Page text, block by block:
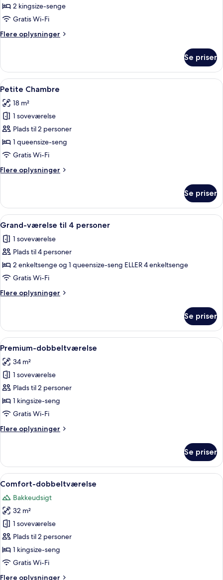
2 kingsize-senge
Gratis Wi-Fi
Flere oplysninger
Flere
Se priser
Indlæs
alle
billeder
af
Petite
Chambre
Et værelse med en seng, en stol, en
4
Petite Chambre
18 m²
1 soveværelse
Plads til 2 personer
1 queensize-seng
Gratis Wi-Fi
Flere oplysninger
Flere
Chambre
Se priser
Indlæs
alle
billeder
af
Grand-
værelse
til
4
Et soveværelse med en stor seng, et
4
Grand-værelse til 4 personer
1 soveværelse
Plads til 4 personer
2 enkeltsenge og 1 queensize-seng ELLER 4 enkeltsenge
Gratis Wi-Fi
Flere oplysninger
Flere
værelse
til
4
Se priser
Indlæs
alle
billeder
af
Premium-
dobbeltværelse
Et hotelværelse med seng,
2
Premium-dobbeltværelse
34 m²
1 soveværelse
Plads til 2 personer
1 kingsize-seng
Gratis Wi-Fi
Flere oplysninger
Flere
dobbeltværelse
Se priser
Indlæs
alle
billeder
af
Comfort-
dobbeltværelse
Et hotelværelse med en stor seng,
4
Comfort-dobbeltværelse
Bakkeudsigt
32 m²
1 soveværelse
Plads til 2 personer
1 kingsize-seng
Gratis Wi-Fi
Flere oplysninger
Flere